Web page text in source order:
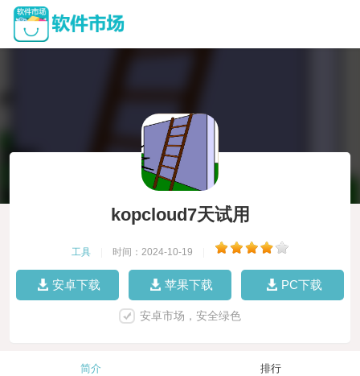
kopcloud7天试用
工具 时间：2024-10-19
安卓下载 苹果下载 PC下载
安卓市场，安全绿色
简介 排行